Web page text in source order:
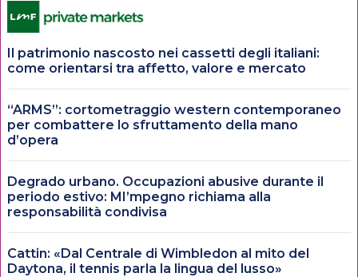
Il patrimonio nascosto nei cassetti degli italiani:
come orientarsi tra affetto, valore e mercato
“ARMS”: cortometraggio western contemporaneo
per combattere lo sfruttamento della mano
d’opera
Degrado urbano. Occupazioni abusive durante il
periodo estivo: MI’mpegno richiama alla
responsabilità condivisa
Cattin: «Dal Centrale di Wimbledon al mito del
Daytona, il tennis parla la lingua del lusso»